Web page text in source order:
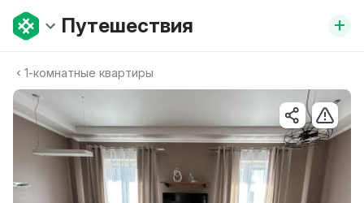
Путешествия +
1-комнатные квартиры